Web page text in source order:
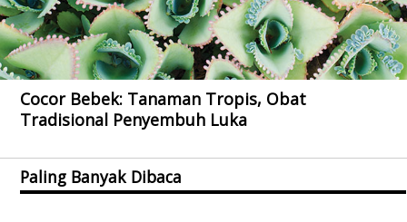
Cocor Bebek: Tanaman Tropis, Obat
Tradisional Penyembuh Luka
Paling Banyak Dibaca